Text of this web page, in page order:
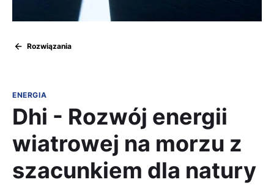
Rozwiązania
ENERGIA
Dhi - Rozwój energii
wiatrowej na morzu z
szacunkiem dla natury